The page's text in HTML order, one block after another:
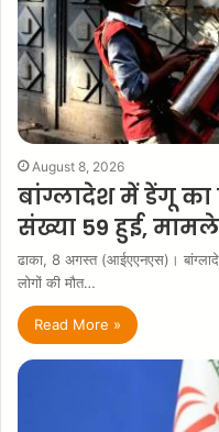
August 8, 2026
बांग्लादेश में डेंगू का
संख्या 59 हुई,
ढाका, 8 अगस्त (आईएएनएस)।
लोगों की मौत…
Read More »